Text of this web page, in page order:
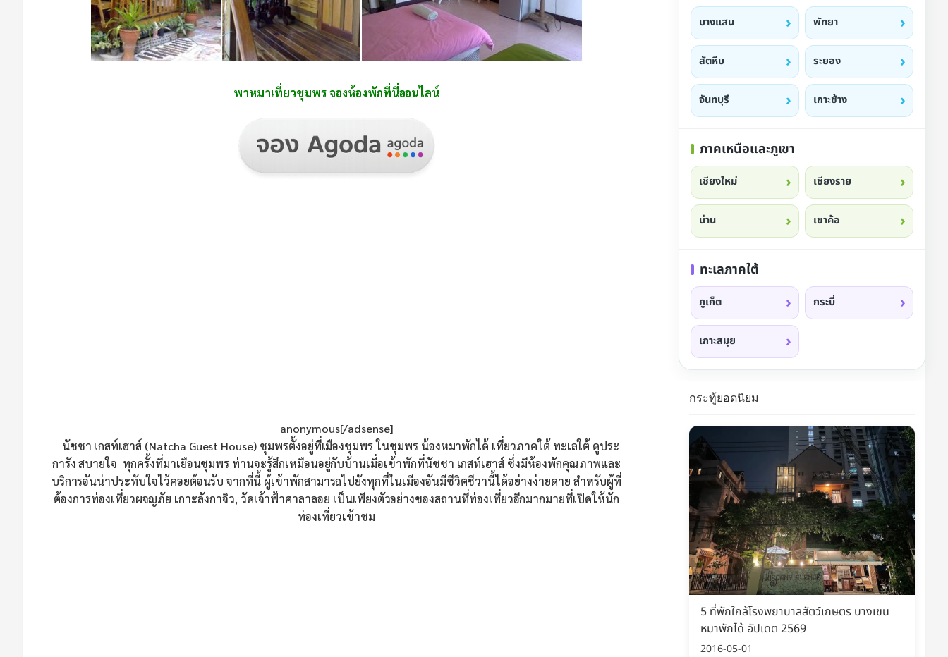
พาหมาเที่ยวชุมพร จองห้องพักที่นี่ออนไลน์
anonymous[/adsense]
นัชชา เกสท์เฮาส์ (Natcha Guest House) ชุมพรตั้งอยู่ที่เมืองชุมพร ในชุมพร น้องหมาพักได้ เที่ยวภาคใต้ ทะเลใต้ ดูประ
การัง สบายใจ ทุกครั้งที่มาเยือนชุมพร ท่านจะรู้สึกเหมือนอยู่กับบ้านเมื่อเข้าพักที่นัชชา เกสท์เฮาส์ ซึ่งมีห้องพักคุณภาพและ
บริการอันน่าประทับใจไว้คอยต้อนรับ จากที่นี้ ผู้เข้าพักสามารถไปยังทุกที่ในเมืองอันมีชีวิตชีวานี้ได้อย่างง่ายดาย สำหรับผู้ที่
ต้องการท่องเที่ยวผจญภัย เกาะลังกาจิว, วัดเจ้าฟ้าศาลาลอย เป็นเพียงตัวอย่างของสถานที่ท่องเที่ยวอีกมากมายที่เปิดให้นัก
ท่องเที่ยวเข้าชม
บางแสน พัทยา
สัตหีบ ระยอง
จันทบุรี เกาะช้าง
ภาคเหนือและภูเขา
เชียงใหม่ เชียงราย
น่าน เขาค้อ
ทะเลภาคใต้
ภูเก็ต กระบี่
เกาะสมุย
กระทู้ยอดนิยม
5 ที่พักใกล้โรงพยาบาลสัตว์เกษตร บางเขน
หมาพักได้ อัปเดต 2569
2016-05-01